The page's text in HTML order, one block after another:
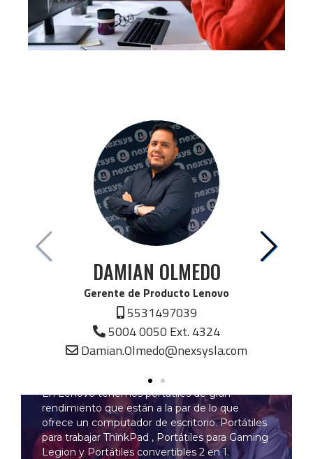
DAMIAN OLMEDO
Gerente de Producto Lenovo
5531497039
5004 0050 Ext. 4324
Damian.Olmedo@nexsysla.com
Lenovo Portatiles
En Lenovo tenemos portátiles de gran
rendimiento que están a la par de lo que
ofrece un computador de escritorio. Portátiles
para trabajar ThinkPad , Portátiles para Gaming
Legion y Portátiles convertibles 2 en 1.